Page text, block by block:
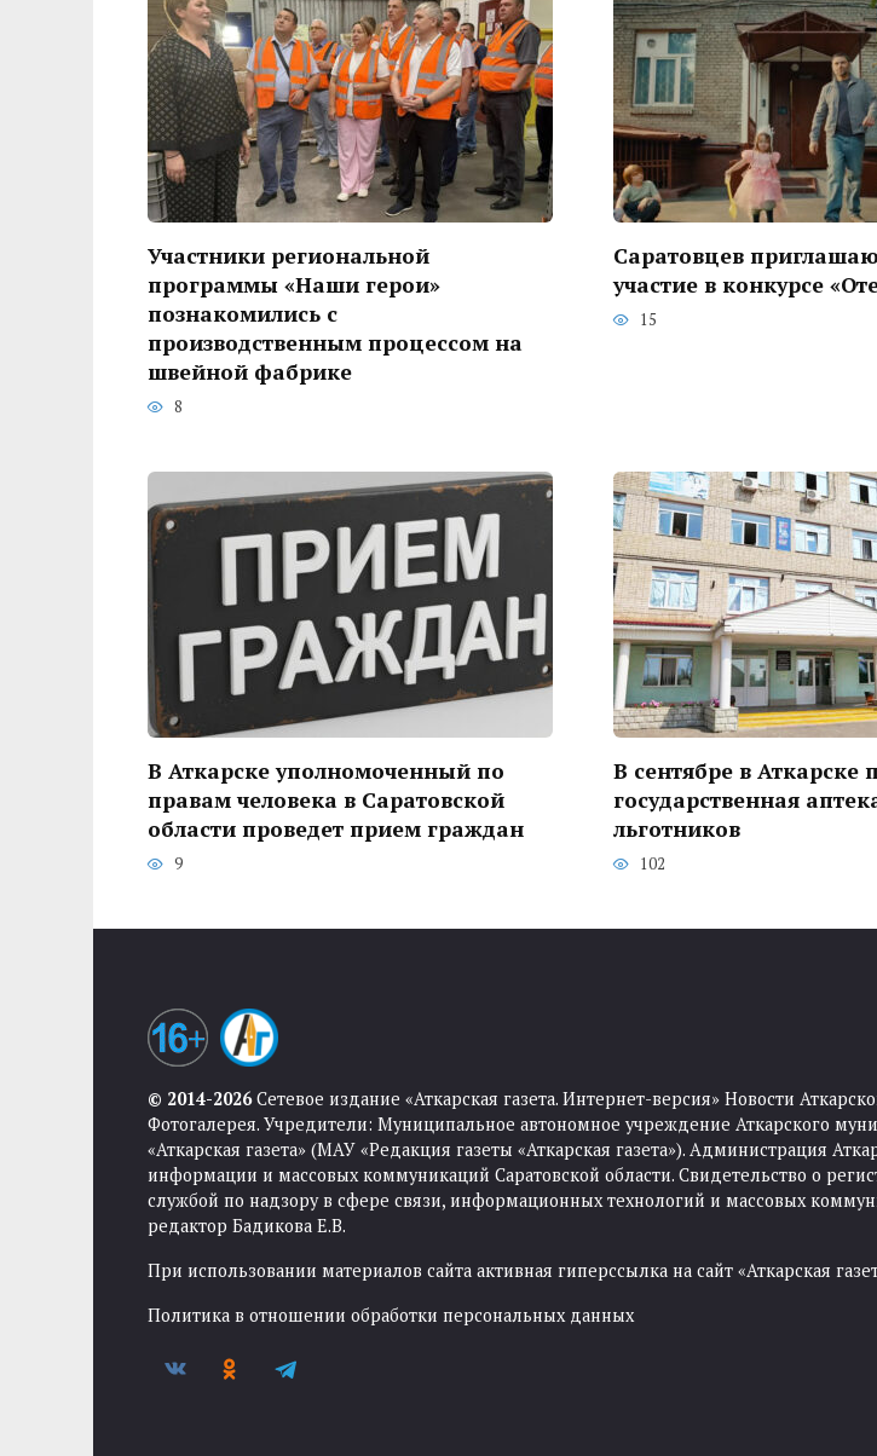
Участники региональной
программы «Наши герои»
познакомились с
производственным процессом на
швейной фабрике
8
Саратовцев
участие в конкурсе
15
В Аткарске уполномоченный по
правам человека в Саратовской
области проведет прием граждан
9
В сентябре в Аткарске
государственная
льготников
102
© 2014-2026Сетевое издание «Аткарская газета. Интернет-версия» Новости
Фотогалерея. Учредители: Муниципальное автономное учреждение Аткарского
«Аткарская газета» (МАУ «Редакция газеты «Аткарская газета»). Администрация
информации и массовых коммуникаций Саратовской области. Свидетельство о
службой по надзору в сфере связи, информационных технологий и массовых
редактор Бадикова Е.В.
При использовании материалов сайта активная гиперссылка на сайт «Аткарская
Политика в отношении обработки персональных данных